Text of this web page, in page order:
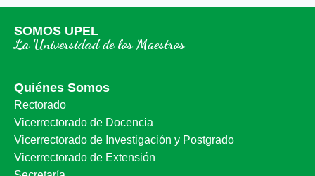
SOMOS UPEL
La Universidad de los Maestros
Quiénes Somos
Rectorado
Vicerrectorado de Docencia
Vicerrectorado de Investigación y Postgrado
Vicerrectorado de Extensión